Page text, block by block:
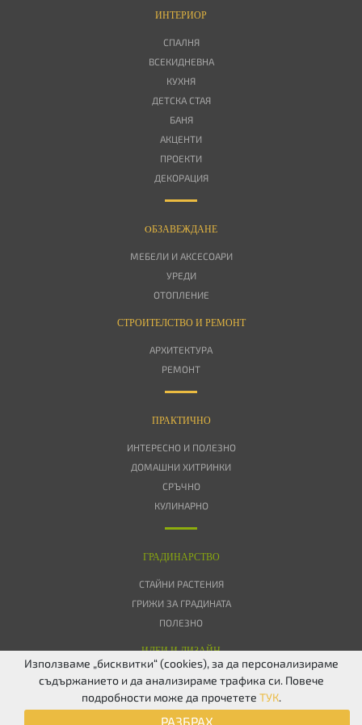
ИНТЕРИОР
СПАЛНЯ
ВСЕКИДНЕВНА
КУХНЯ
ДЕТСКА СТАЯ
БАНЯ
АКЦЕНТИ
ПРОЕКТИ
ДЕКОРАЦИЯ
OБЗАВЕЖДАНЕ
МЕБЕЛИ И АКСЕСОАРИ
УРЕДИ
ОТОПЛЕНИЕ
СТРОИТЕЛСТВО И РЕМОНТ
АРХИТЕКТУРА
РЕМОНТ
ПРАКТИЧНО
ИНТЕРЕСНО И ПОЛЕЗНО
ДОМАШНИ ХИТРИНКИ
СРЪЧНО
КУЛИНАРНО
ГРАДИНАРСТВО
СТАЙНИ РАСТЕНИЯ
ГРИЖИ ЗА ГРАДИНАТА
ПОЛЕЗНО
ИДЕИ И ДИЗАЙН
ПОВЕРИТЕЛНОСТ БИСКВИТКИ КОНТАКТИ
TWITTER
Използваме „бисквитки“ (cookies), за да персонализираме
съдържанието и да анализираме трафика си. Повече
подробности може да прочетете ТУК.
РАЗБРАХ